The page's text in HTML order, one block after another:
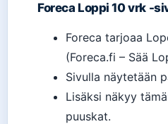
Foreca Loppi 10 vrk -
Foreca tarjoaa
(Foreca.fi – Sää
Sivulla näytetään
Lisäksi näkyy
puuskat.